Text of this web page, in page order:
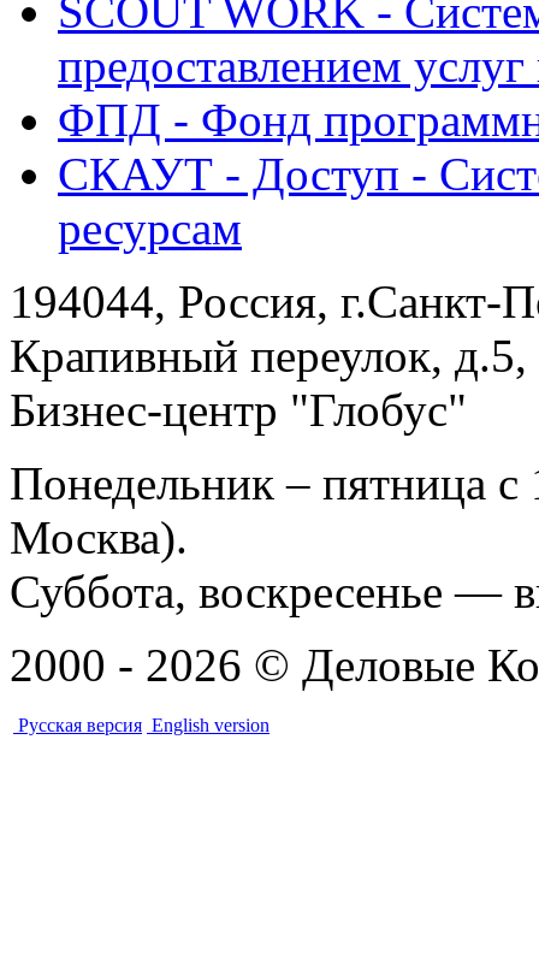
SCOUT WORK -
предоставлением
ФПД - Фонд
СКАУТ - Доступ -
ресурсам
194044, Россия, г.Санкт-
Крапивный переулок, д.5,
Бизнес-центр "Глобус"
Понедельник – пятница
Москва).
Суббота, воскресенье —
2000 - 2026 © Деловые
Русская версия English version